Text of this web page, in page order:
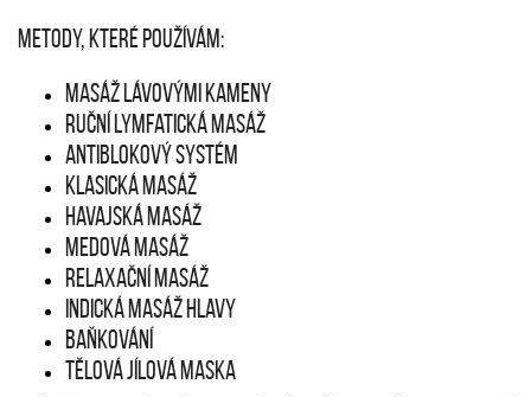
Metody, které používám:
Masáž lávovými kameny
Ruční lymfatická masáž
Antiblokový systém
Klasická masáž
Havajská masáž
Medová masáž
Relaxační masáž
Indická masáž hlavy
Baňkování
Tělová jílová maska